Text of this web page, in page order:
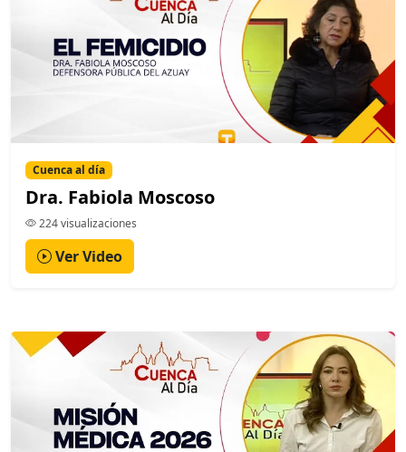
Cuenca al día
Dra. Fabiola Moscoso
224 visualizaciones
Ver Video